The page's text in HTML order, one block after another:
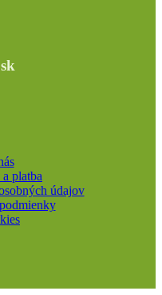
platba
údajov